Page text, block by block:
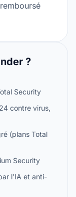
?
Security
contre virus,
(plans Total
Security
l'IA et anti-